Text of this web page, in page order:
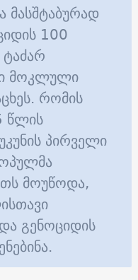
მასშტაბურად
100
მოკლული
რომის
წლის
პირველი
მოუწოდა,
გენოციდის